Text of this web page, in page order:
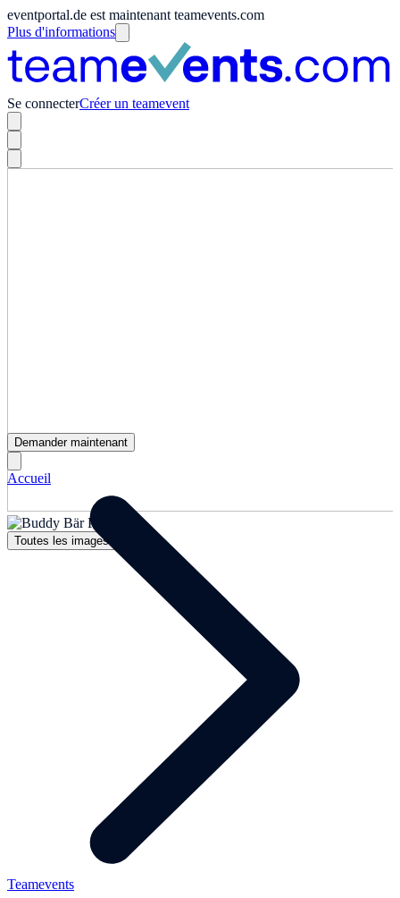
eventportal.de est maintenant teamevents.com
Plus d'informations
Se connecterCréer un teamevent
Toutes les images (1)
Demander maintenant
Accueil
Teamevents